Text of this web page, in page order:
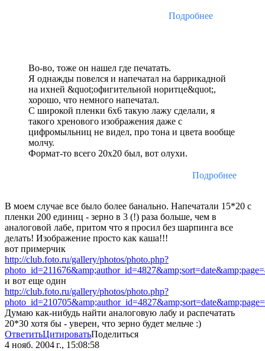
Подробнее
Во-во, тоже он нашел где печатать.
Я однажды повелся и напечатал на баррикадной
на ихней &quot;офигительной норитце&quot;,
хорошо, что немного напечатал.
С широкой пленки 6х6 такую лажу сделали, я
такого хренового изображения даже с
цифромыльниц не видел, про тона и цвета вообще
молчу.
Формат-то всего 20х20 был, вот олухи.
Подробнее
В моем случае все было более банально. Напечатали 15*20 с
пленки 200 единиц - зерно в 3 (!) раза больше, чем в
аналоговой лабе, притом что я просил без шарпинга все
делать! Изображение просто как каша!!!
вот примерчик
http://club.foto.ru/gallery/photos/photo.php?
и вот еще один
http://club.foto.ru/gallery/photos/photo.php?
Думаю как-нибудь найти аналоговую лабу и распечатать
20*30 хотя бы - уверен, что зерно будет мельче :)
ОтветитьЦитироватьПоделиться
4 нояб. 2004 г., 15:08:58